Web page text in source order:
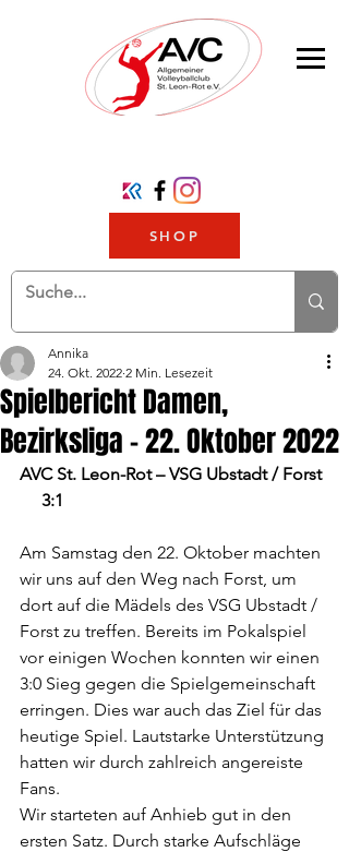
SHOP
Spielbericht Damen,
Bezirksliga - 22. Oktober 2022
Annika
24. Okt. 2022 2 Min. Lesezeit
AVC St. Leon-Rot – VSG Ubstadt / Forst
     3:1
Am Samstag den 22. Oktober machten
wir uns auf den Weg nach Forst, um
dort auf die Mädels des VSG Ubstadt /
Forst zu treffen. Bereits im Pokalspiel
vor einigen Wochen konnten wir einen
3:0 Sieg gegen die Spielgemeinschaft
erringen. Dies war auch das Ziel für das
heutige Spiel. Lautstarke Unterstützung
hatten wir durch zahlreich angereiste
Fans.
Wir starteten auf Anhieb gut in den
ersten Satz. Durch starke Aufschläge